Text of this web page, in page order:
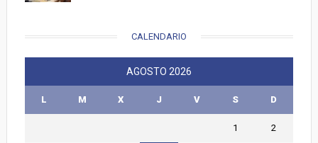
CALENDARIO
AGOSTO 2026
L M X J V S D
1 2